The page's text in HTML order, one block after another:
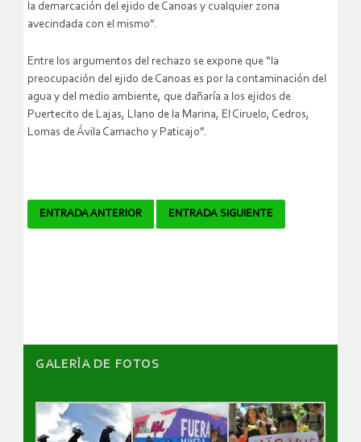
la demarcación del ejido de Canoas y cualquier zona
avecindada con el mismo”.
Entre los argumentos del rechazo se expone que “la
preocupación del ejido de Canoas es por la contaminación del
agua y del medio ambiente, que dañaría a los ejidos de
Puertecito de Lajas, Llano de la Marina, El Ciruelo, Cedros,
Lomas de Ávila Camacho y Paticajo”.
Navegador
ENTRADA ANTERIOR ENTRADA SIGUIENTE
GALERÌA DE FOTOS